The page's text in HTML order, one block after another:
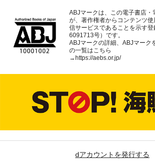
ABJマークは、この電子書店・
が、著作権者からコンテンツ
信サービスであることを示す
6091713号）です。
ABJマークの詳細、ABJマーク
の一覧はこちら
→ https://aebs.or.jp/
dアカウントを発行する